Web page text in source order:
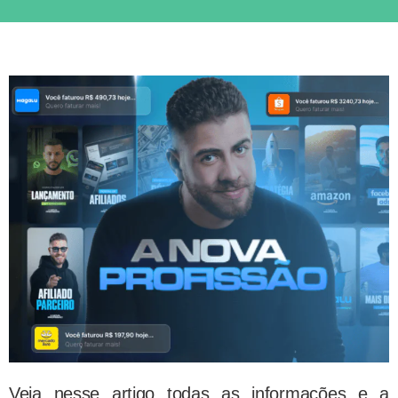
Veja nesse artigo todas as informações e a